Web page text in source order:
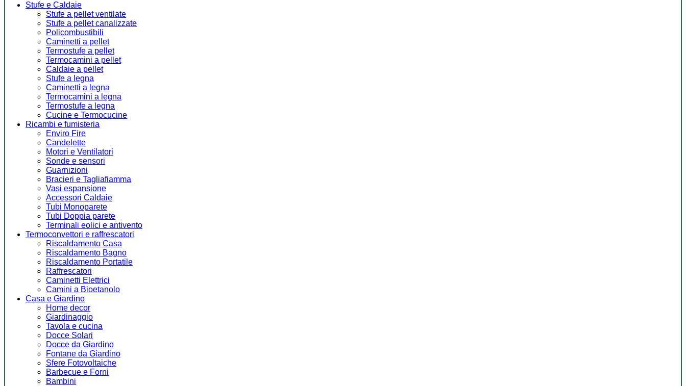
Stufe e Caldaie
Stufe a pellet ventilate
Stufe a pellet canalizzate
Policombustibili
Caminetti a pellet
Termostufe a pellet
Termocamini a pellet
Caldaie a pellet
Stufe a legna
Caminetti a legna
Termocamini a legna
Termostufe a legna
Cucine e Termocucine
Ricambi e fumisteria
Enviro Fire
Candelette
Motori e Ventilatori
Sonde e sensori
Guarnizioni
Bracieri e Tagliafiamma
Vasi espansione
Accessori Caldaie
Tubi Monoparete
Tubi Doppia parete
Terminali eolici e antivento
Termoconvettori e raffrescatori
Riscaldamento Casa
Riscaldamento Bagno
Riscaldamento Portatile
Raffrescatori
Caminetti Elettrici
Camini a Bioetanolo
Casa e Giardino
Home decor
Giardinaggio
Tavola e cucina
Docce Solari
Docce da Giardino
Fontane da Giardino
Sfere Fotovoltaiche
Barbecue e Forni
Bambini